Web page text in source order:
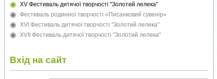
XV Фестиваль дитячої творчості "Золотий лелека"
Фестиваль родинної творчості «Писанковий сувенір»
XVI Фестиваль дитячої творчості "Золотий лелека"
XVII Фестиваль дитячої творчості "Золотий лелека"
Вхід на сайт